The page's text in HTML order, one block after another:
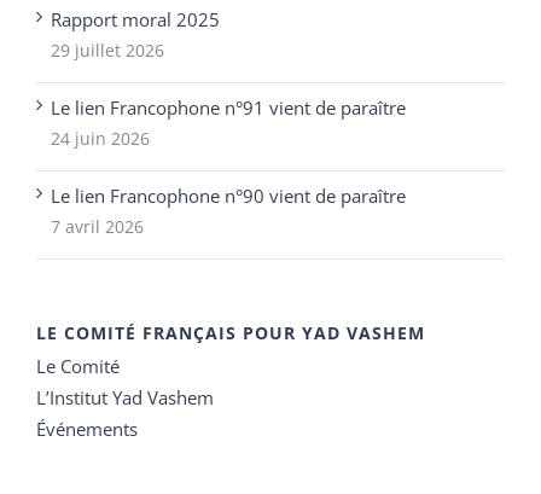
Rapport moral 2025
29 juillet 2026
Le lien Francophone n°91 vient de paraître
24 juin 2026
Le lien Francophone n°90 vient de paraître
7 avril 2026
LE COMITÉ FRANÇAIS POUR YAD VASHEM
Le Comité
L’Institut Yad Vashem
Événements